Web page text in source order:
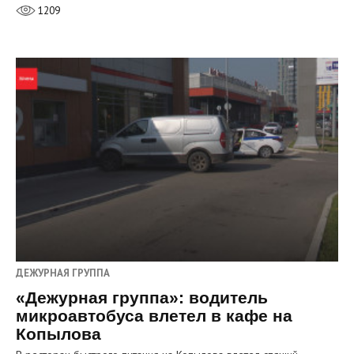
1209
ДЕЖУРНАЯ ГРУППА
«Дежурная группа»: водитель
микроавтобуса влетел в кафе на
Копылова